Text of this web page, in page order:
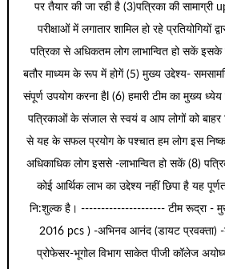
पर तैयार की जा रही है (3)पत्रिका की
परीक्षाओं में लगातार शामिल हो रहे प्रतियोगियों
पत्रिका से अधिकतम लोग लाभान्वित हो सकें
बतौर माध्यम के रूप में होगें (5) मुख्य उद्देश्य-
संपूर्ण उपयोग करना हैl (6) हमारी टीम का मुख्य
पत्रिकाओं के संजाल से स्वयं व आप लोगों को बाहर
से यह के सफल प्रयोग के पश्चात हम लोग इस
अधिकाधिक लोग इससे -लाभान्वित हो सकें (8)
कोई आर्थिक लाभ का उद्देश्य नहीं छिपा है यह
नि:शुल्क है। --------------------- टीम रूद्रा -
2016 pcs ) -अभिनव आनंद (डायट प्रवक्ता)
प्रोफेसर-भूगोल विभाग साकेत पीजी कॉलेज